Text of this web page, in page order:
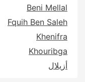
Beni Mellal
Fquih Ben Saleh
Khenifra
Khouribga
أزيلال